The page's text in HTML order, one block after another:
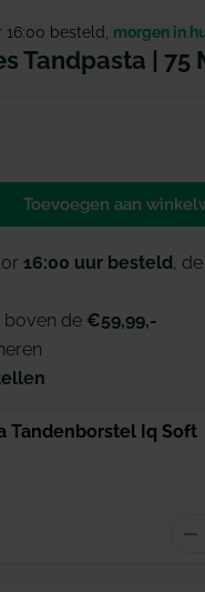
besteld, morgen in
Tandpasta | 75
voor Vitis Anti-
verhogen voor
Toevoegen aan
16:00 uur besteld, de
boven de €59,99,-
Tandenborstel Iq Soft